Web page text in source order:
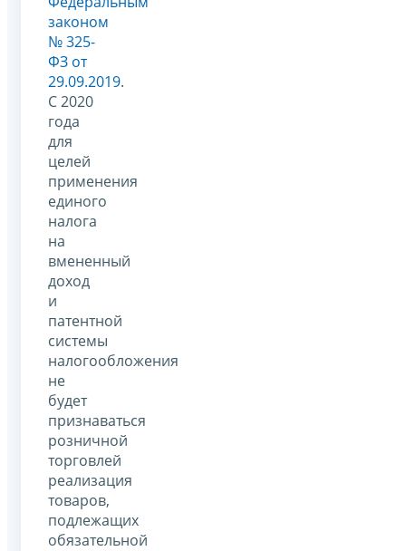
законом
№ 325-
ФЗ от
29.09.2019.
С 2020
года
для
целей
применения
единого
налога
на
вмененный
доход
и
патентной
системы
налогообложения
не
будет
признаваться
розничной
торговлей
реализация
товаров,
подлежащих
обязательной